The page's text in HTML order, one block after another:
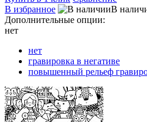
В избранное
В
Дополнительные опции:
нет
нет
гравировка в негативе
повышенный рельеф